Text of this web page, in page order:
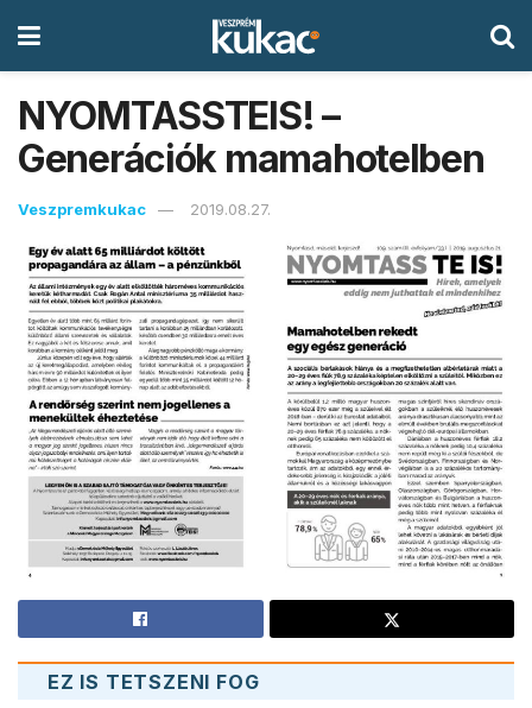
NYOMTASSTEIS!​ –
Generációk mamahotelben
Veszpremkukac 2019.08.27.
EZ IS TETSZENI FOG